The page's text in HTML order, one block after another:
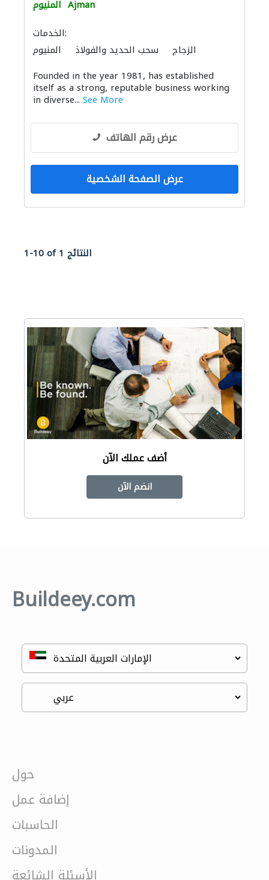
المنيوم Ajman
الخدمات:
المنيوم
سحب الحديد والفولاذ الزجاج
Founded in the year 1981, has established
itself as a strong, reputable business working
in diverse... See More
عرض رقم الهاتف
عرض الصفحة الشخصية
1-10 of 1 النتائج
أضف عملك الآن
انضم الآن
Buildeey.com
حول
إضافة عمل
الحاسبات
المدونات
الأسئلة الشائعة